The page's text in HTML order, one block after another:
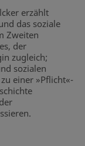
erzählt
das soziale
Zweiten
der
zugleich;
sozialen
einer »Pflicht«-